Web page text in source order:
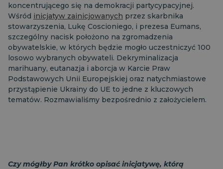
koncentrującego się na demokracji partycypacyjnej.
Wśród inicjatyw zainicjowanych przez skarbnika
stowarzyszenia, Lukę Coscioniego, i prezesa Eumans,
szczególny nacisk położono na zgromadzenia
obywatelskie, w których będzie mogło uczestniczyć 100
losowo wybranych obywateli. Dekryminalizacja
marihuany, eutanazja i aborcja w Karcie Praw
Podstawowych Unii Europejskiej oraz natychmiastowe
przystąpienie Ukrainy do UE to jedne z kluczowych
tematów. Rozmawialiśmy bezpośrednio z założycielem.
Czy mógłby Pan krótko opisać inicjatywę, którą